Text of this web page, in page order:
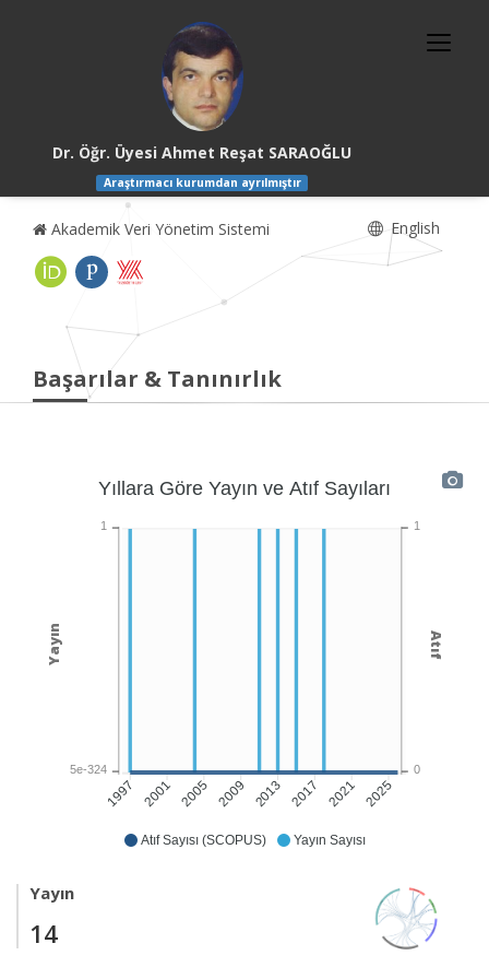
Dr. Öğr. Üyesi Ahmet Reşat SARAOĞLU
Araştırmacı kurumdan ayrılmıştır
Akademik Veri Yönetim Sistemi English
Başarılar & Tanınırlık
Atıf Sayısı (SCOPUS) Yayın Sayısı
1997 2001 2005 2009 2013 2017 2021 2025
Yıllara Göre Yayın ve Atıf Sayıları
1
0
Atıf
1
5e-324
Yayın
Yayın
14